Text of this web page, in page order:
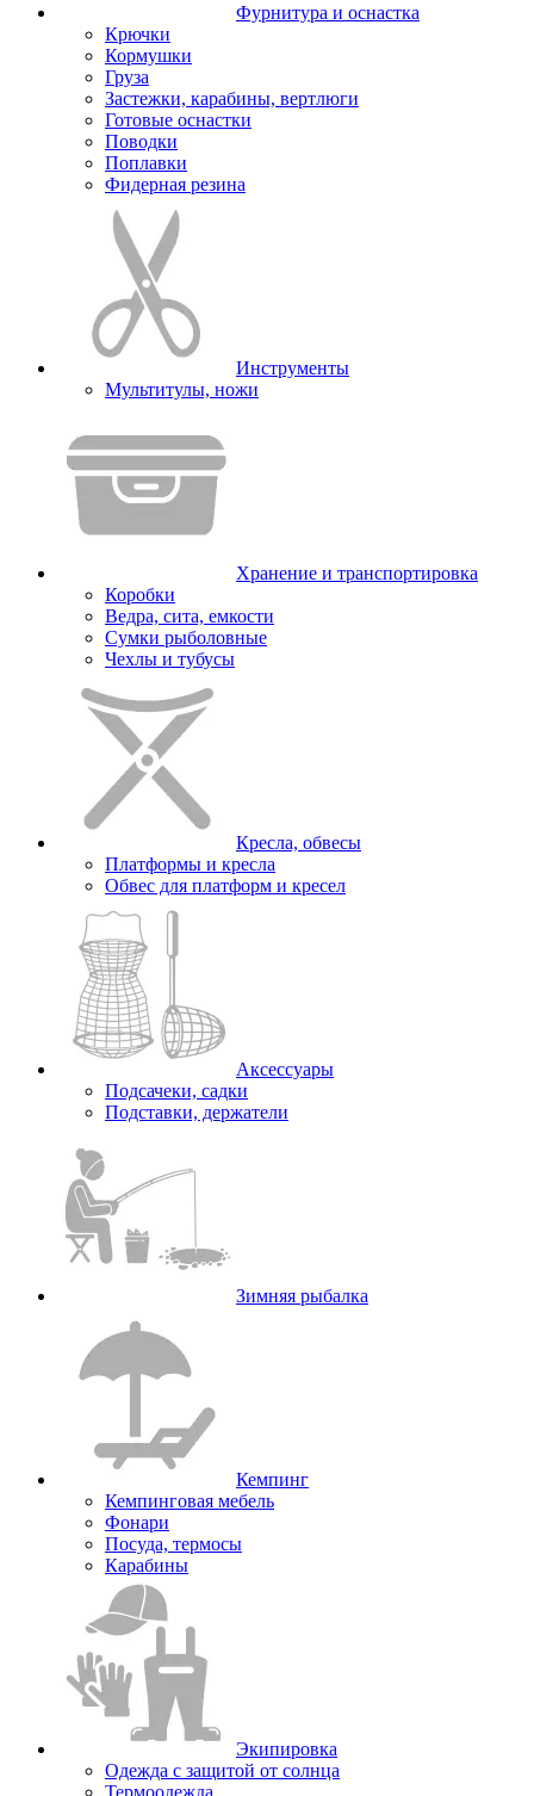
Фурнитура и оснастка
Крючки
Кормушки
Груза
Застежки, карабины, вертлюги
Готовые оснастки
Поводки
Поплавки
Фидерная резина
Инструменты
Мультитулы, ножи
Хранение и транспортировка
Коробки
Ведра, сита, емкости
Сумки рыболовные
Чехлы и тубусы
Кресла, обвесы
Платформы и кресла
Обвес для платформ и кресел
Аксессуары
Подсачеки, садки
Подставки, держатели
Зимняя рыбалка
Кемпинг
Кемпинговая мебель
Фонари
Посуда, термосы
Карабины
Экипировка
Одежда с защитой от солнца
Термоодежда